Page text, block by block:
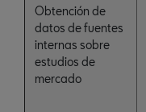
Obtención de
datos de fuentes
internas sobre
estudios de
mercado